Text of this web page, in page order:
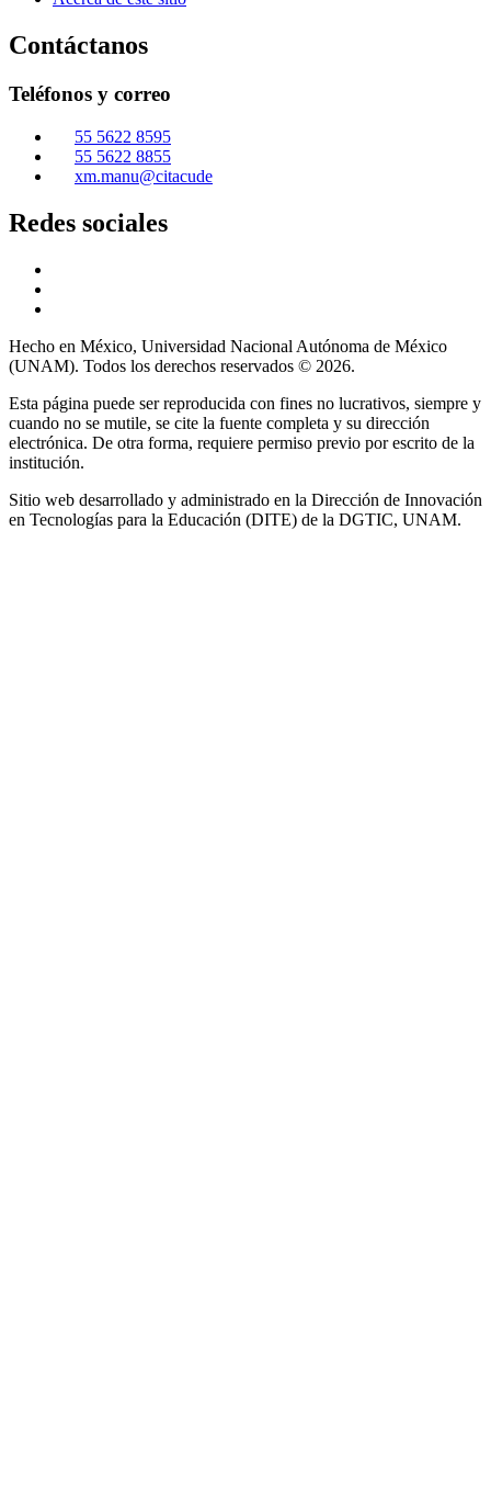
Contáctanos
Teléfonos y correo
55 5622 8595
55 5622 8855
xm.manu@citacude
Redes sociales
Hecho en México, Universidad Nacional Autónoma de México
(UNAM). Todos los derechos reservados © 2026.
Esta página puede ser reproducida con fines no lucrativos, siempre y
cuando no se mutile, se cite la fuente completa y su dirección
electrónica. De otra forma, requiere permiso previo por escrito de la
institución.
Sitio web desarrollado y administrado en la Dirección de Innovación
en Tecnologías para la Educación (DITE) de la DGTIC, UNAM.